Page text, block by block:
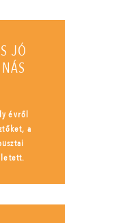
JÓ
évről
a